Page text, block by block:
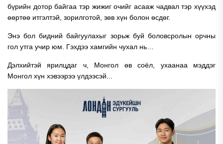
бүрийн дотор байгаа тэр жижиг очийг асааж чадвал тэр хүүхэд
өөртөө итгэлтэй, зорилготой, зөв хүн болон өсдөг.
Энэ бол бидний байгуулахыг зорьж буй боловсролын орчны
гол утга учир юм. Гэхдээ хамгийн чухал нь…
Дэлхийтэй ярилцдаг ч, Монгол өв соёл, ухаанаа мэддэг
Монгол хүн хэвээрээ үлдээсэй...